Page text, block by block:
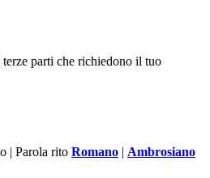
parti che richiedono il tuo
| Parola rito Romano | Ambrosiano